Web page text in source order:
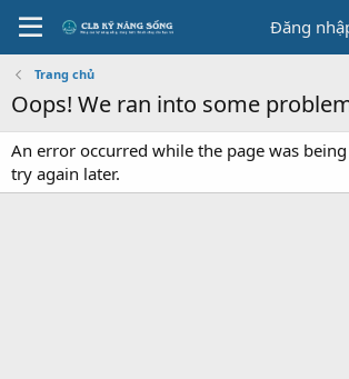
Đăng
Trang chủ
Oops! We ran into some
An error occurred while the page was
try again later.